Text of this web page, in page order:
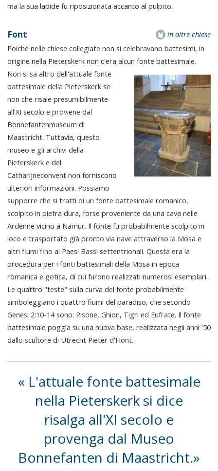
ma la sua lapide fu riposizionata accanto al pulpito.
in altre chiese
Font
Poiché nelle chiese collegiate non si celebravano battesimi, in
origine nella Pieterskerk non c'era alcun fonte battesimale.
Non si sa altro dell'attuale fonte
battesimale della Pieterskerk se
non che risale presumibilmente
all'XI secolo e proviene dal
Bonnefantenmuseum di
Maastricht. Tuttavia, questo
museo e gli archivi della
Pieterskerk e del
Catharijneconvent non forniscono
ulteriori informazioni. Possiamo
supporre che si tratti di un fonte battesimale romanico,
scolpito in pietra dura, forse proveniente da una cava nelle
Ardenne vicino a Namur. Il fonte fu probabilmente scolpito in
loco e trasportato già pronto via nave attraverso la Mosa e
altri fiumi fino ai Paesi Bassi settentrionali. Questa era la
procedura per i fonti battesimali della Mosa in epoca
romanica e gotica, di cui furono realizzati numerosi esemplari.
Le quattro "teste" sulla curva del fonte probabilmente
simboleggiano i quattro fiumi del paradiso, che secondo
Genesi 2:10-14 sono: Pisone, Ghion, Tigri ed Eufrate. Il fonte
battesimale poggia su una nuova base, realizzata negli anni '50
dallo scultore di Utrecht Pieter d'Hont.
L'attuale fonte battesimale
nella Pieterskerk si dice
risalga all'XI secolo e
provenga dal Museo
Bonnefanten di Maastricht.